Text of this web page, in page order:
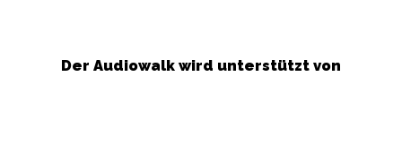
Der Audiowalk wird unterstützt von